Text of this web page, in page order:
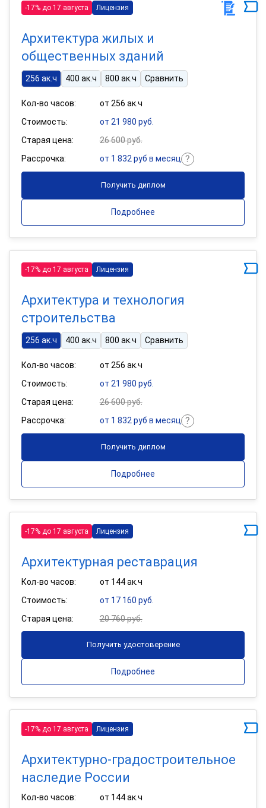
-17% до 17 августа Лицензия
Архитектура жилых и
общественных зданий
256 ак.ч 400 ак.ч 800 ак.ч Сравнить
Кол-во часов:
от 256 ак.ч
Стоимость:
от 21 980 руб.
Старая цена:
26 600 руб.
Рассрочка:
от 1 832 руб в месяц
Получить диплом
Подробнее
-17% до 17 августа Лицензия
Архитектура и технология
строительства
256 ак.ч 400 ак.ч 800 ак.ч Сравнить
Кол-во часов:
от 256 ак.ч
Стоимость:
от 21 980 руб.
Старая цена:
26 600 руб.
Рассрочка:
от 1 832 руб в месяц
Получить диплом
Подробнее
-17% до 17 августа Лицензия
Архитектурная реставрация
Кол-во часов:
от 144 ак.ч
Стоимость:
от 17 160 руб.
Старая цена:
20 760 руб.
Получить удостоверение
Подробнее
-17% до 17 августа Лицензия
Архитектурно-градостроительное
наследие России
Кол-во часов:
от 144 ак.ч